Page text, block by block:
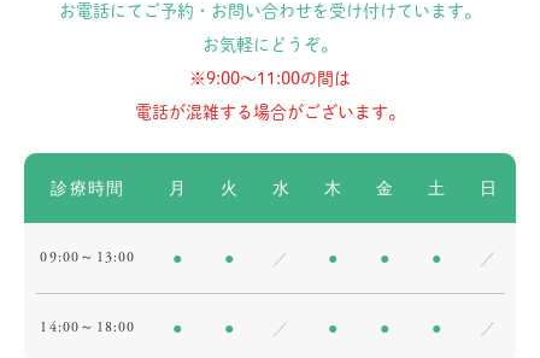
お電話にてご予約・お問い合わせを受け付けています。
お気軽にどうぞ。
※9:00〜11:00の間は
電話が混雑する場合がございます。
診療時間 月 火 水 木 金 土 日
09:00～13:00 ● ● ／ ● ● ● ／
14:00～18:00 ● ● ／ ● ● ● ／